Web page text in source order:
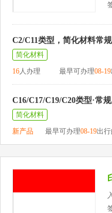
C2/C11类型，简化材料常
简化材料
16人办理 最早可办理08-19
C16/C17/C19/C20类型·常
简化材料
新产品
最早可办理08-19出